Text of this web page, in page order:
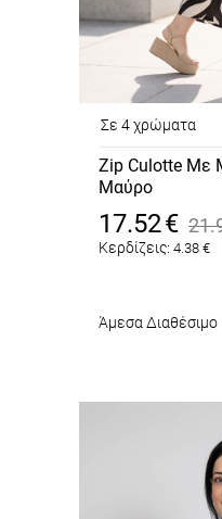
Σε 4 χρώματα
Zip Culotte Με
Μαύρο
17.52€
Κερδίζεις: 4.38 €
Άμεσα Διαθέσιμο